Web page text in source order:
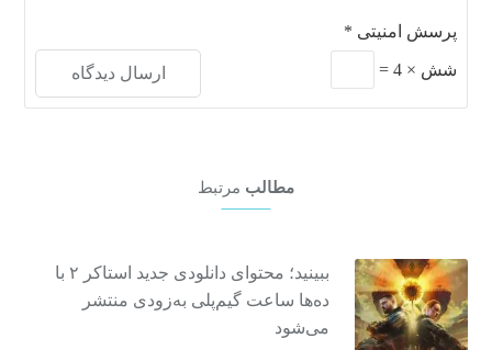
پرسش امنیتی *
شش ×
4
=
مطالب مرتبط
ببینید؛ محتوای دانلودی جدید استاکر ۲ با
ده‌ها ساعت گیم‌پلی به‌زودی منتشر
می‌شود